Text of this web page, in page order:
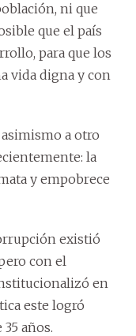
ni que
que el país
para que los
vida digna y con
a otro
la
y empobrece
existió
con el
en
este logró
años.